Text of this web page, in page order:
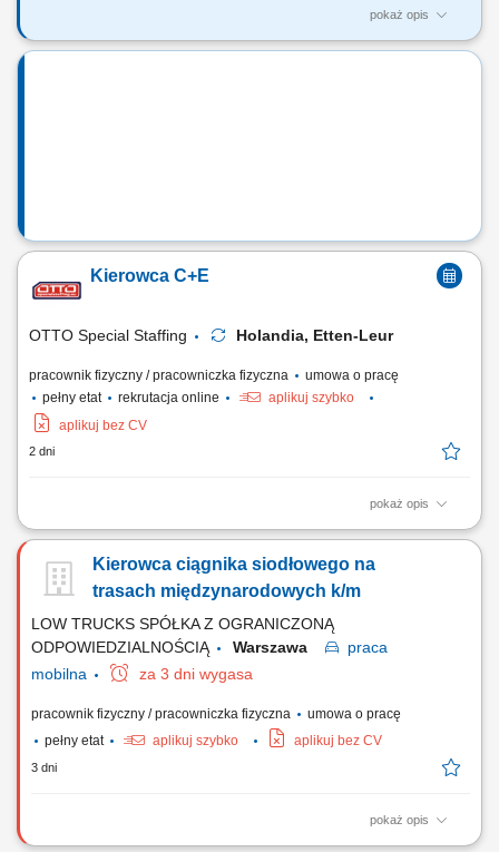
pokaż opis
Nasi kierowcy pracują jako: Kierowcy dystrybucji marketów
Kierowca C+E
OTTO Special Staffing Holandia, Etten-Leur
pracownik fizyczny / pracowniczka fizyczna
umowa o pracę
pełny etat
rekrutacja online
aplikuj szybko
aplikuj bez CV
2 dni
pokaż opis
Jako kierowca C+E odpowiada Pan/Pani za bezpieczną, efektywną i
wykorzystaniem ciągników siodłowych z naczepami oraz zestawów
pojazdów, zgodnie z obowiązującymi przepisami prawa, umowami z
Kierowca ciągnika siodłowego na
trasach międzynarodowych k/m
LOW TRUCKS SPÓŁKA Z OGRANICZONĄ
ODPOWIEDZIALNOŚCIĄ
Warszawa
praca
mobilna
za 3 dni wygasa
pracownik fizyczny / pracowniczka fizyczna
umowa o pracę
pełny etat
aplikuj szybko aplikuj bez CV
3 dni
pokaż opis
Prowadzenie pojazdu na trasach międzynarodowych Polska - Wielka